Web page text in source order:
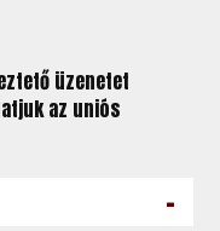
üzenetet
az uniós
-